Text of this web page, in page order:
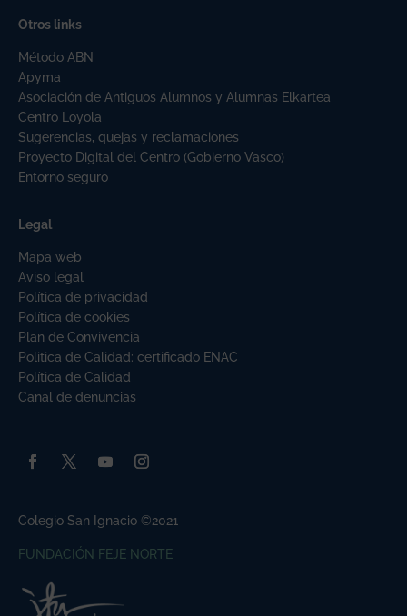
Otros links
Método ABN
Apyma
Asociación de Antiguos Alumnos y Alumnas Elkartea
Centro Loyola
Sugerencias, quejas y reclamaciones
Proyecto Digital del Centro (Gobierno Vasco)
Entorno seguro
Legal
Mapa web
Aviso legal
Política de privacidad
Política de cookies
Plan de Convivencia
Politica de Calidad: certificado ENAC
Política de Calidad
Canal de denuncias
Colegio San Ignacio ©2021
FUNDACIÓN FEJE NORTE